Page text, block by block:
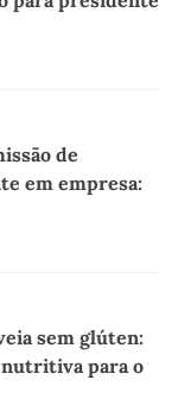
de
em empresa:
sem glúten:
para o